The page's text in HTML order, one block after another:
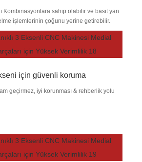
Kombinasyonlara sahip olabilir ve basit yan
işlemlerinin çoğunu yerine getirebilir.
için güvenli koruma
geçirmez, iyi korunması & rehberlik yolu